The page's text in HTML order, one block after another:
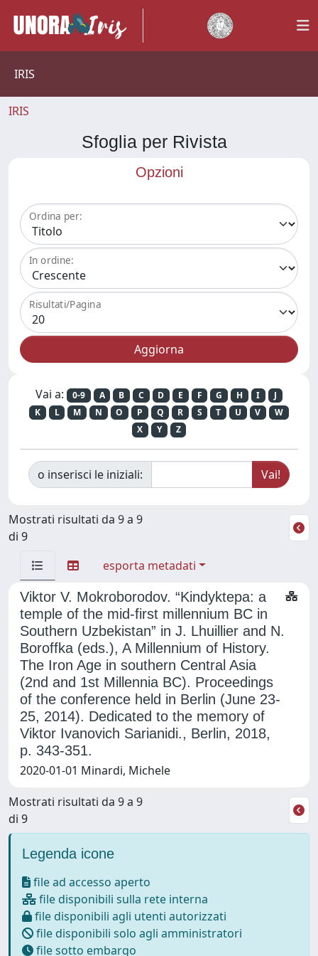
IRIS
IRIS
Sfoglia per Rivista
Opzioni
Ordina per:
In ordine:
Risultati/Pagina
Vai a: 0-9 A B C D E F G H I
J
K
L M N O P Q R S T U V
W
X
Y Z
o inserisci le iniziali:
Mostrati risultati da 9 a 9
di 9
esporta metadati
Viktor V. Mokroborodov. “Kindyktepa: a
temple of the mid-first millennium BC in
Southern Uzbekistan” in J. Lhuillier and N.
Boroffka (eds.), A Millennium of History.
The Iron Age in southern Central Asia
(2nd and 1st Millennia BC). Proceedings
of the conference held in Berlin (June 23-
25, 2014). Dedicated to the memory of
Viktor Ivanovich Sarianidi., Berlin, 2018,
p. 343-351.
2020-01-01 Minardi, Michele
Mostrati risultati da 9 a 9
di 9
Legenda icone
file ad accesso aperto
file disponibili sulla rete interna
file disponibili agli utenti autorizzati
file disponibili solo agli amministratori
file sotto embargo